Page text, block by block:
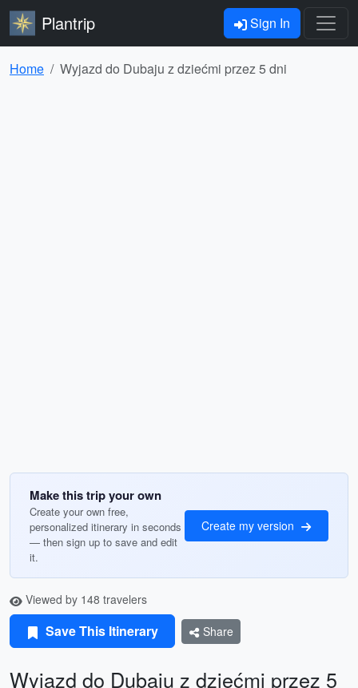
Plantrip Sign In
Home Wyjazd do Dubaju z dziećmi przez 5 dni
Make this trip your own
Create your own free,
personalized itinerary in seconds
— then sign up to save and edit
it.
Create my version
Viewed by 148 travelers
Save This Itinerary Share
Wyjazd do Dubaju z dziećmi przez 5